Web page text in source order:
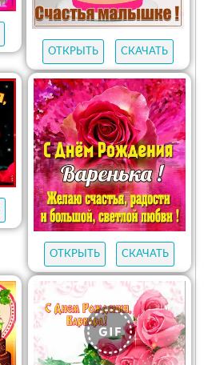
ОТКРЫТЬ
СКАЧАТЬ
ОТКРЫТЬ СКАЧАТЬ